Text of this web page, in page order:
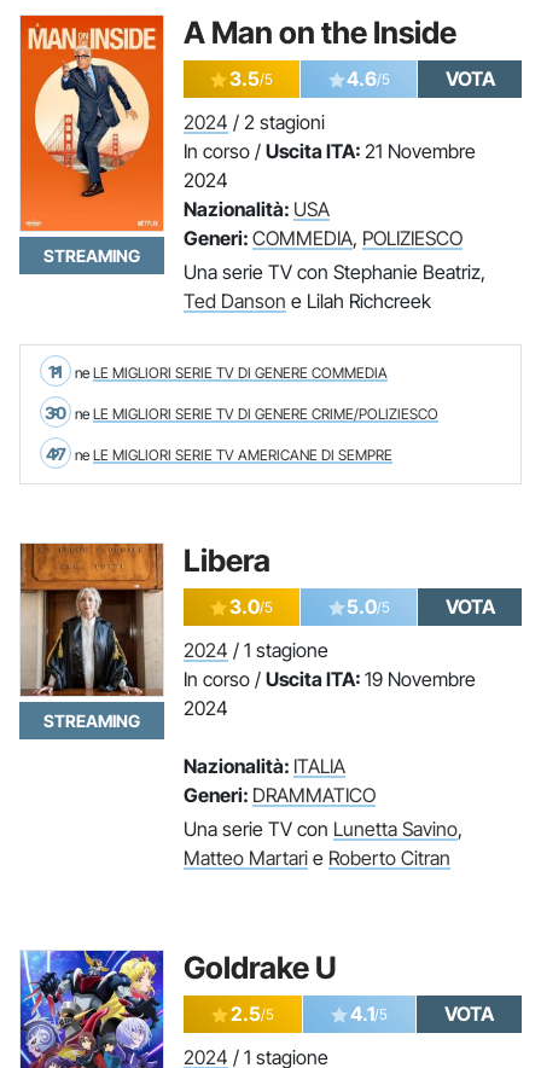
A Man on the Inside
STREAMING
3.5/5 4.6/5
VOTA
2024 / 2 stagioni
In corso / Uscita ITA: 21 Novembre
2024
Nazionalità: USA
Generi: COMMEDIA, POLIZIESCO
Una serie TV con Stephanie Beatriz,
Ted Danson e Lilah Richcreek
11 ne LE MIGLIORI SERIE TV DI GENERE COMMEDIA
30 ne LE MIGLIORI SERIE TV DI GENERE CRIME/POLIZIESCO
47 ne LE MIGLIORI SERIE TV AMERICANE DI SEMPRE
Libera
STREAMING
3.0/5 5.0/5
VOTA
2024 / 1 stagione
In corso / Uscita ITA: 19 Novembre
2024
Nazionalità: ITALIA
Generi: DRAMMATICO
Una serie TV con Lunetta Savino,
Matteo Martari e Roberto Citran
Goldrake U
2.5/5 4.1/5
VOTA
2024 / 1 stagione